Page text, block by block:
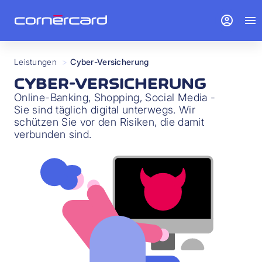
Leistungen > Cyber-Versicherung
CYBER-VERSICHERUNG
Online-Banking, Shopping, Social Media -
Sie sind täglich digital unterwegs. Wir
schützen Sie vor den Risiken, die damit
verbunden sind.
account_circle menu